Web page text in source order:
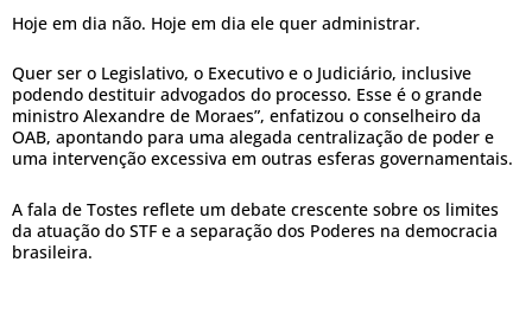
Hoje em dia não. Hoje em dia ele quer administrar.
Quer ser o Legislativo, o Executivo e o Judiciário, inclusive
podendo destituir advogados do processo. Esse é o grande
ministro Alexandre de Moraes”, enfatizou o conselheiro da
OAB, apontando para uma alegada centralização de poder e
uma intervenção excessiva em outras esferas governamentais.
A fala de Tostes reflete um debate crescente sobre os limites
da atuação do STF e a separação dos Poderes na democracia
brasileira.